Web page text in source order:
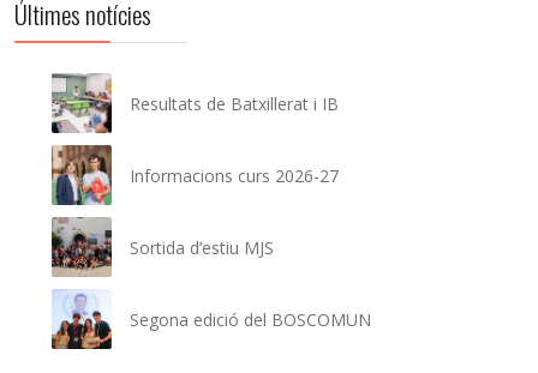
Últimes notícies
Resultats de Batxillerat i IB
Informacions curs 2026-27
Sortida d’estiu MJS
Segona edició del BOSCOMUN